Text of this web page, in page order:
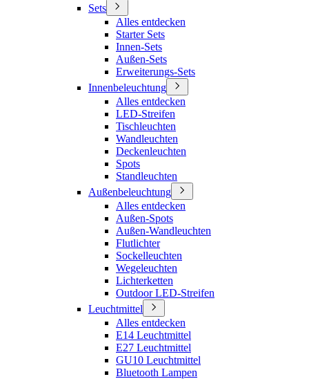
Sets
Alles entdecken
Starter Sets
Innen-Sets
Außen-Sets
Erweiterungs-Sets
Innenbeleuchtung
Alles entdecken
LED-Streifen
Tischleuchten
Wandleuchten
Deckenleuchten
Spots
Standleuchten
Außenbeleuchtung
Alles entdecken
Außen-Spots
Außen-Wandleuchten
Flutlichter
Sockelleuchten
Wegeleuchten
Lichterketten
Outdoor LED-Streifen
Leuchtmittel
Alles entdecken
E14 Leuchtmittel
E27 Leuchtmittel
GU10 Leuchtmittel
Bluetooth Lampen